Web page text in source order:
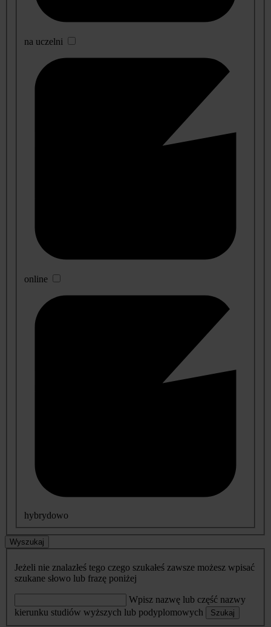
na uczelni
online
hybrydowo
Wyszukaj
Jeżeli nie znalazłeś tego czego szukałeś zawsze możesz wpisać
szukane słowo lub frazę poniżej
Wpisz nazwę lub część nazwy
kierunku studiów wyższych lub podyplomowych
Szukaj